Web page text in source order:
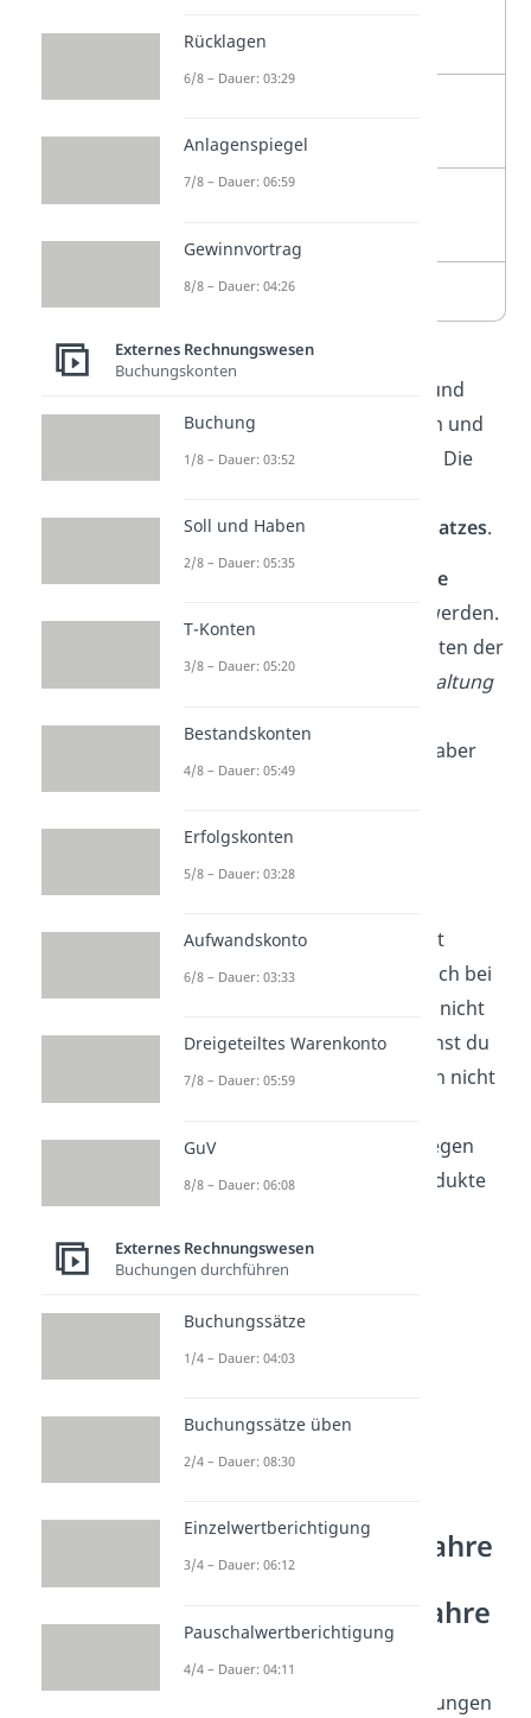
Verwaltungskosten
Erträge
–
= Betriebsergebnis
Doch wo sind jetzt die
Aufwendungen für Material und
Personal, die Abschreibungen und
die Bestandsveränderungen? Die
Herstellungskosten des Umsatzes.
Darin können auch
besondere
erfasst werden.
Das sind zum Beispiel die Kosten der
Material- und Werkzeugverwaltung
. Sie zählen aber
nicht
DieBestandsveränderungen
Gesamtkostenverfahren nicht
explizit ausgewiesen: Da es sich bei
um nicht
verkaufte Waren handelt, ziehst du
die dafür angefallenen Kosten nicht
Bestandsminderungen
hingegen
sind zusätzlich verkaufte Produkte
GuV,
Gesamtkostenverfahre
n und
Umsatzkostenverfahre
n
Trotz verschiedener Berechnungen
Rücklagen
6/8 – Dauer: 03:29
Anlagenspiegel
7/8 – Dauer: 06:59
Gewinnvortrag
8/8 – Dauer: 04:26
Externes Rechnungswesen
Buchungskonten
Buchung
1/8 – Dauer: 03:52
Soll und Haben
2/8 – Dauer: 05:35
T-Konten
3/8 – Dauer: 05:20
Bestandskonten
4/8 – Dauer: 05:49
Erfolgskonten
5/8 – Dauer: 03:28
Aufwandskonto
6/8 – Dauer: 03:33
Dreigeteiltes Warenkonto
7/8 – Dauer: 05:59
GuV
8/8 – Dauer: 06:08
Externes Rechnungswesen
Buchungen durchführen
Buchungssätze
1/4 – Dauer: 04:03
Buchungssätze üben
2/4 – Dauer: 08:30
Einzelwertberichtigung
3/4 – Dauer: 06:12
Pauschalwertberichtigung
4/4 – Dauer: 04:11